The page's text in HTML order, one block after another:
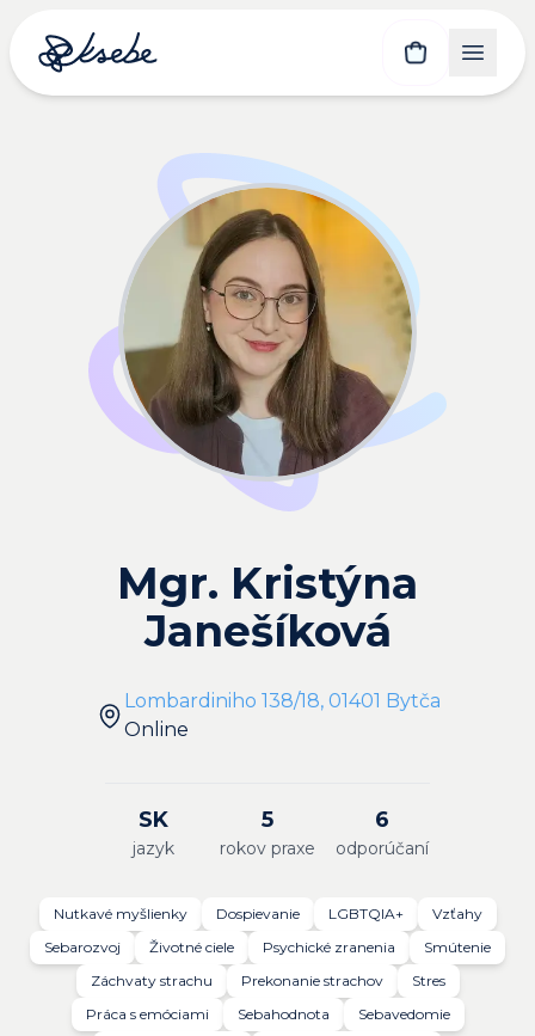
Mgr. Kristýna
Janešíková
Lombardiniho 138/18, 01401 Bytča
Online
SK
jazyk
5
rokov praxe
6
odporúčaní
Nutkavé myšlienky Dospievanie LGBTQIA+
Vzťahy
Sebarozvoj
Životné ciele Psychické zranenia
Smútenie
Záchvaty strachu
Prekonanie strachov
Stres
Práca s emóciami
Sebahodnota
Sebavedomie